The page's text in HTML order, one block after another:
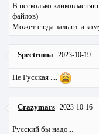
В несколько кликов
файлов)
Может сюда зальют и
Spectruma 2023-10-19
Не Русская ....
Crazymars 2023-10-16
Русский бы надо...